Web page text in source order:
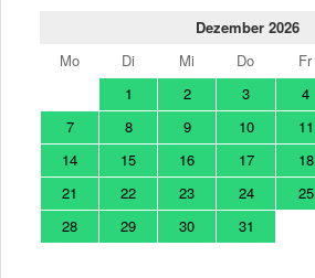
Dezember 2026
Mo
Di Mi Do Fr
1
2 3 4
7
8 9 10 11
14
15 16 17 18
21
22 23 24 25
28
29 30 31